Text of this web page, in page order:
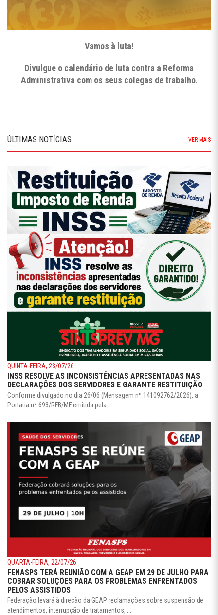
Vamos à luta!
Divulgue o calendário de luta contra a Reforma
Administrativa com os seus colegas de trabalho.
ÚLTIMAS NOTÍCIAS VER MAIS
QUINTA-FEIRA, 23/07/26
INSS RESOLVE AS INCONSISTÊNCIAS APRESENTADAS NAS
DECLARAÇÕES DOS SERVIDORES E GARANTE RESTITUIÇÃO
Conforme divulgado no dia 26/06 (Mensagem nº 141092762/2026), a
Portaria nº 693/RFB/MF emitida pela ...
QUARTA-FEIRA, 22/07/26
FENASPS TERÁ REUNIÃO COM A GEAP EM 29 DE JULHO PARA
COBRAR SOLUÇÕES PARA OS PROBLEMAS ENFRENTADOS
PELOS ASSISTIDOS
Federação levará à direção da GEAP reclamações sobre suspensão de
atendimentos, interrupção de tratamentos, ...